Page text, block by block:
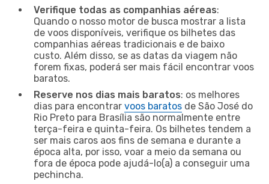
Verifique todas as companhias aéreas:
Quando o nosso motor de busca mostrar a lista
de voos disponíveis, verifique os bilhetes das
companhias aéreas tradicionais e de baixo
custo. Além disso, se as datas da viagem não
forem fixas, poderá ser mais fácil encontrar voos
baratos.
Reserve nos dias mais baratos: os melhores
dias para encontrar voos baratos de São José do
Rio Preto para Brasília são normalmente entre
terça-feira e quinta-feira. Os bilhetes tendem a
ser mais caros aos fins de semana e durante a
época alta, por isso, voar a meio da semana ou
fora de época pode ajudá-lo(a) a conseguir uma
pechincha.